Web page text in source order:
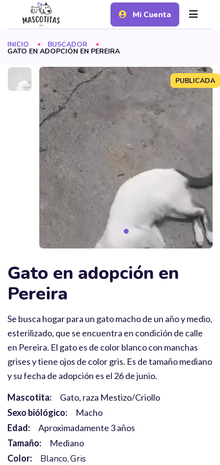
Mi Cuenta
INICIO BUSCADOR
GATO EN ADOPCIÓN EN PEREIRA
PUBLICADA
Gato en adopción en
Pereira
Se busca hogar para un gato macho de un año y medio,
esterilizado, que se encuentra en condición de calle
en Pereira. El gato es de color blanco con manchas
grises y tiene ojos de color gris. Es de tamaño mediano
y su fecha de adopción es el 26 de junio.
Mascotita:
Gato, raza Mestizo/Criollo
Sexo biólógico:
Macho
Edad:
Aproximadamente 3 años
Tamaño:
Mediano
Color:
Blanco Gris